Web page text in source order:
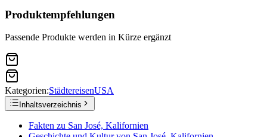
Produktempfehlungen
Passende Produkte werden in Kürze ergänzt
Kategorien:StädtereisenUSA
Inhaltsverzeichnis
Fakten zu San José, Kalifornien